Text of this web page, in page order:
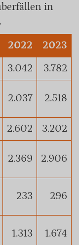
in
2022
2023
3.042
3.782
2.037 2.518
2.602
3.202
2.369 2.906
233 296
1.313 1.674